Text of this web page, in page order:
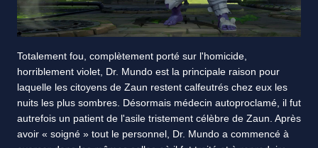
Totalement fou, complètement porté sur l'homicide,
horriblement violet, Dr. Mundo est la principale raison pour
laquelle les citoyens de Zaun restent calfeutrés chez eux les
nuits les plus sombres. Désormais médecin autoproclamé, il fut
autrefois un patient de l'asile tristement célèbre de Zaun. Après
avoir « soigné » tout le personnel, Dr. Mundo a commencé à